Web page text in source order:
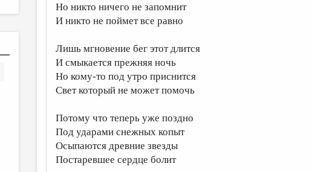
Но никто ничего не запомнит
И никто не поймет все равно
Лишь мгновение бег этот длится
И смыкается прежняя ночь
Но кому-то под утро приснится
Свет который не может помочь
Потому что теперь уже поздно
Под ударами снежных копыт
Осыпаются древние звезды
Постаревшее сердце болит